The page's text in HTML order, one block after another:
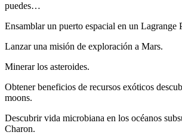
puedes…
Ensamblar un puerto espacial en un Lagrange
Lanzar una misión de exploración a Mars.
Minerar los asteroides.
Obtener beneficios de recursos exóticos
moons.
Descubrir vida microbiana en los océanos
Charon.